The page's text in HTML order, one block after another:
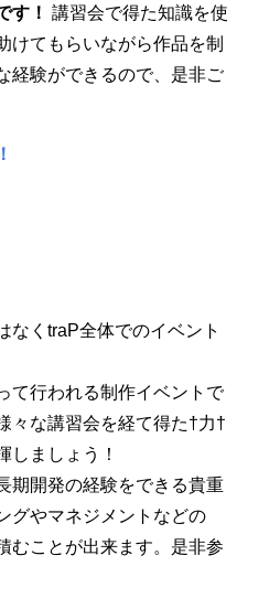
す！ 講習会で得た知識を使
けてもらいながら作品を制
経験ができるので、是非ご
なくtraP全体でのイベント
て行われる制作イベントで
々な講習会を経て得た†力†
しましょう！
期開発の経験をできる貴重
グやマネジメントなどの
むことが出来ます。是非参